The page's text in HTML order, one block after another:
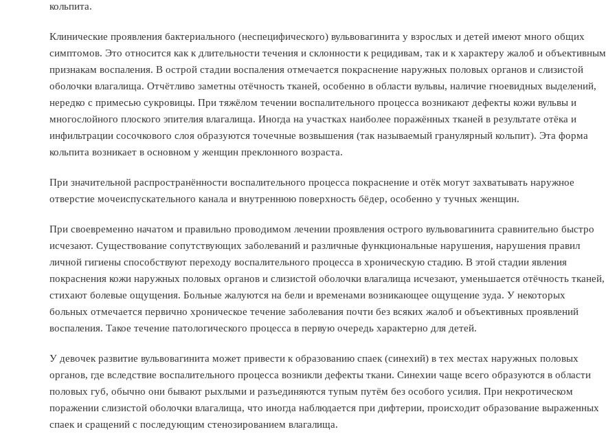
кольпита.
Клинические проявления бактериального (неспецифического) вульвовагинита у взрослых и детей имеют много общих
симптомов. Это относится как к длительности течения и склонности к рецидивам, так и к характеру жалоб и объективным
признакам воспаления. В острой стадии воспаления отмечается покраснение наружных половых органов и слизистой
оболочки влагалища. Отчётливо заметны отёчность тканей, особенно в области вульвы, наличие гноевидных выделений,
нередко с примесью сукровицы. При тяжёлом течении воспалительного процесса возникают дефекты кожи вульвы и
многослойного плоского эпителия влагалища. Иногда на участках наиболее поражённых тканей в результате отёка и
инфильтрации сосочкового слоя образуются точечные возвышения (так называемый гранулярный кольпит). Эта форма
кольпита возникает в основном у женщин преклонного возраста.
При значительной распространённости воспалительного процесса покраснение и отёк могут захватывать наружное
отверстие мочеиспускательного канала и внутреннюю поверхность бёдер, особенно у тучных женщин.
При своевременно начатом и правильно проводимом лечении проявления острого вульвовагинита сравнительно быстро
исчезают. Существование сопутствующих заболеваний и различные функциональные нарушения, нарушения правил
личной гигиены способствуют переходу воспалительного процесса в хроническую стадию. В этой стадии явления
покраснения кожи наружных половых органов и слизистой оболочки влагалища исчезают, уменьшается отёчность тканей,
стихают болевые ощущения. Больные жалуются на бели и временами возникающее ощущение зуда. У некоторых
больных отмечается первично хроническое течение заболевания почти без всяких жалоб и объективных проявлений
воспаления. Такое течение патологического процесса в первую очередь характерно для детей.
У девочек развитие вульвовагинита может привести к образованию спаек (синехий) в тех местах наружных половых
органов, где вследствие воспалительного процесса возникли дефекты ткани. Синехии чаще всего образуются в области
половых губ, обычно они бывают рыхлыми и разъединяются тупым путём без особого усилия. При некротическом
поражении слизистой оболочки влагалища, что иногда наблюдается при дифтерии, происходит образование выраженных
спаек и сращений с последующим стенозированием влагалища.